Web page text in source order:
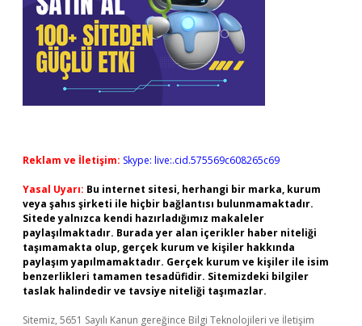
Reklam ve İletişim: Skype: live:.cid.575569c608265c69
Yasal Uyarı: Bu internet sitesi, herhangi bir marka, kurum
veya şahıs şirketi ile hiçbir bağlantısı bulunmamaktadır.
Sitede yalnızca kendi hazırladığımız makaleler
paylaşılmaktadır. Burada yer alan içerikler haber niteliği
taşımamakta olup, gerçek kurum ve kişiler hakkında
paylaşım yapılmamaktadır. Gerçek kurum ve kişiler ile isim
benzerlikleri tamamen tesadüfidir. Sitemizdeki bilgiler
taslak halindedir ve tavsiye niteliği taşımazlar.
Sitemiz, 5651 Sayılı Kanun gereğince Bilgi Teknolojileri ve İletişim